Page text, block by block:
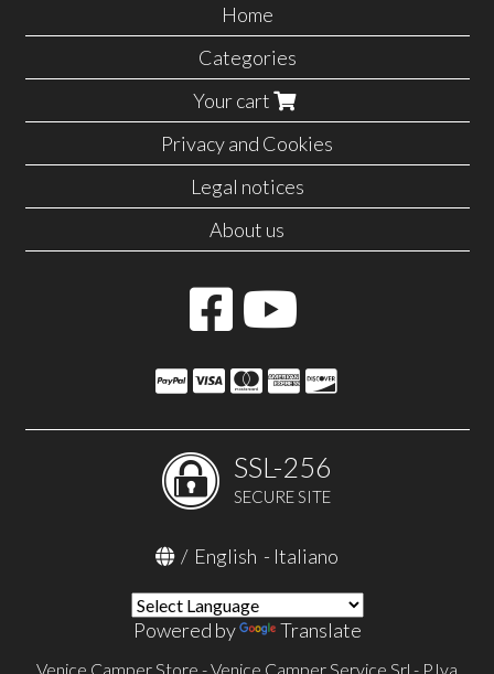
Home
Categories
Your cart
Privacy and Cookies
Legal notices
About us
SSL-256
SECURE SITE
/ English - Italiano
Powered by Translate
Venice Camper Store - Venice Camper Service Srl - P.Iva